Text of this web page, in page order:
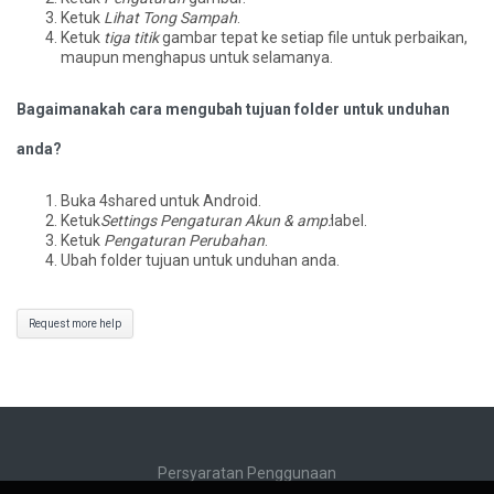
Ketuk Lihat Tong Sampah.
Ketuk tiga titikgambar tepat ke setiap file untuk perbaikan,
maupun menghapus untuk selamanya.
Bagaimanakah cara mengubah tujuan folder untuk unduhan
anda?
Buka 4shared untuk Android.
KetukSettings Pengaturan Akun & amp:label.
Ketuk Pengaturan Perubahan.
Ubah folder tujuan untuk unduhan anda.
Request more help
Persyaratan Penggunaan